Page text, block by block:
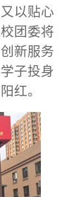
又以贴心
团委将
新服务
子投身
红。